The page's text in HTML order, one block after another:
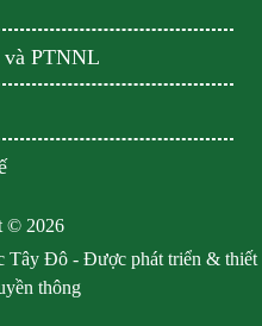
PTNNL
© 2026
Tây Đô - Được phát triển & thiết
thông